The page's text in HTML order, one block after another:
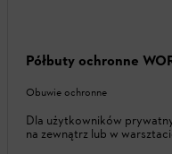
Półbuty ochronne
Obuwie ochronne
Dla użytkowników
na zewnątrz lub w